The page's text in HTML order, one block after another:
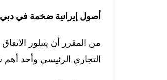
أصول إيرانية ضخمة في دبي
من المقرر أن يتبلور
التجاري الرئيسي وأحد أهم